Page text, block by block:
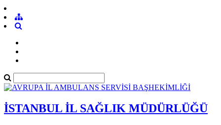
İSTANBUL İL SAĞLIK MÜDÜRLÜĞÜ